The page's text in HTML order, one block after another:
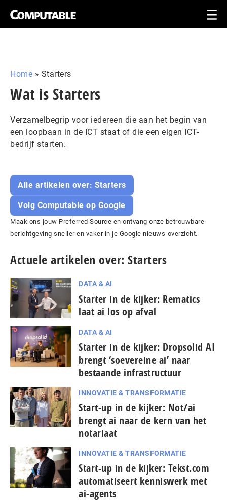
Home » Starters
Wat is Starters
Verzamelbegrip voor iedereen die aan het begin van
een loopbaan in de ICT staat of die een eigen ICT-
bedrijf starten.
Alle artikelen over: Starters
Volg Computable op Google
Maak ons jouw Preferred Source en ontvang onze betrouwbare
berichtgeving sneller en vaker in je Google nieuws-overzicht.
Actuele artikelen over: Starters
DATA & AI
Starter in de kijker: Rematics
laat ai los op afval
DATA & AI
Starter in de kijker: Dropsolid AI
brengt ‘soevereine ai’ naar
bestaande infrastructuur
INNOVATIE & TRANSFORMATIE
Start-up in de kijker: Not/ai
brengt ai naar de kern van het
notariaat
INNOVATIE & TRANSFORMATIE
Start-up in de kijker: Tekst.com
automatiseert kenniswerk met
ai-agents